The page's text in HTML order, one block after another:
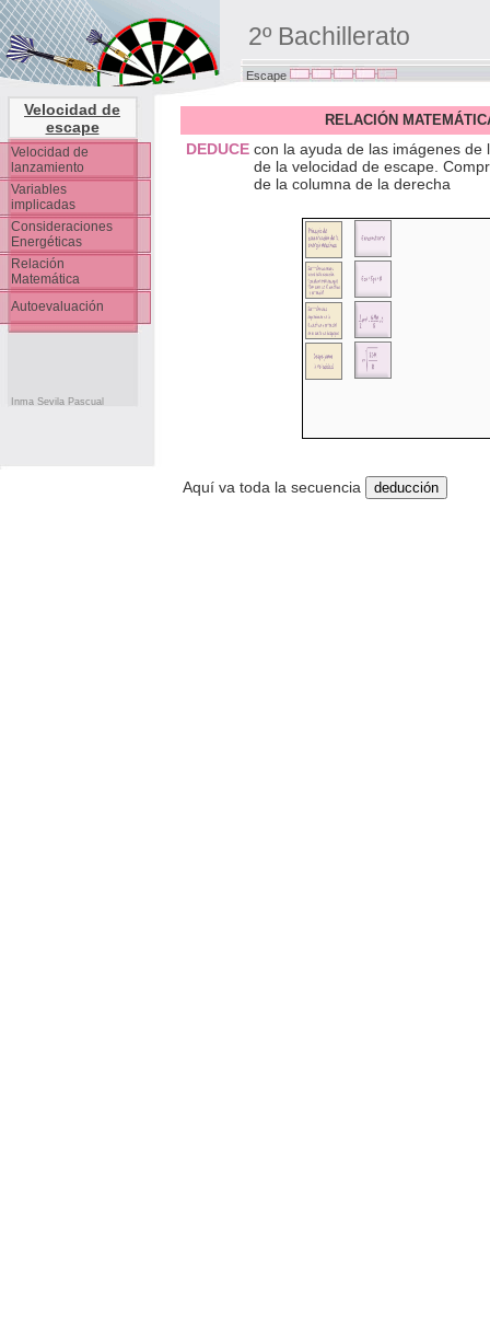
2º Bachillerato
Velocidad de
escape
Inma Sevila Pascual
Escape
RELACIÓN
DEDUCE con la ayuda de las imágenes
de la velocidad de escape.
de la columna de la derecha
Aquí va toda la secuencia
Velocidad de
lanzamiento
Variables
implicadas
Consideraciones
Energéticas
Energía Potencial
Energía Cinética
Relación
Matemática
Autoevaluación